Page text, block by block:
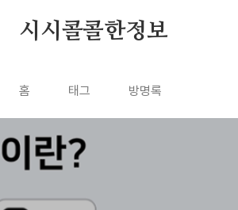
시시콜콜한정보
홈 태그 방명록